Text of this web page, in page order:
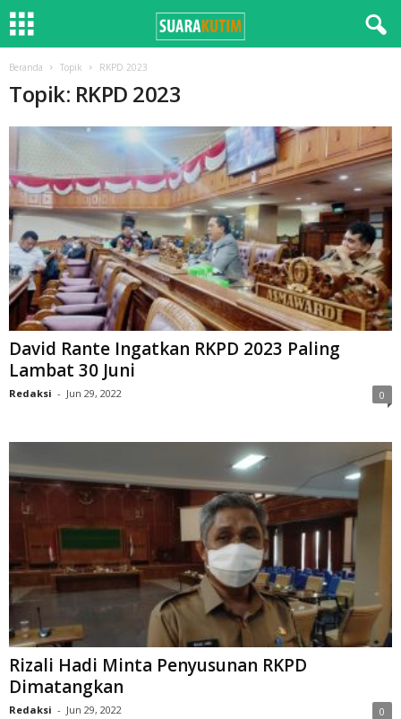
Beranda Topik RKPD 2023
Topik: RKPD 2023
David Rante Ingatkan RKPD 2023 Paling
Lambat 30 Juni
Redaksi - Jun 29, 2022 0
Rizali Hadi Minta Penyusunan RKPD
Dimatangkan
Redaksi - Jun 29, 2022 0